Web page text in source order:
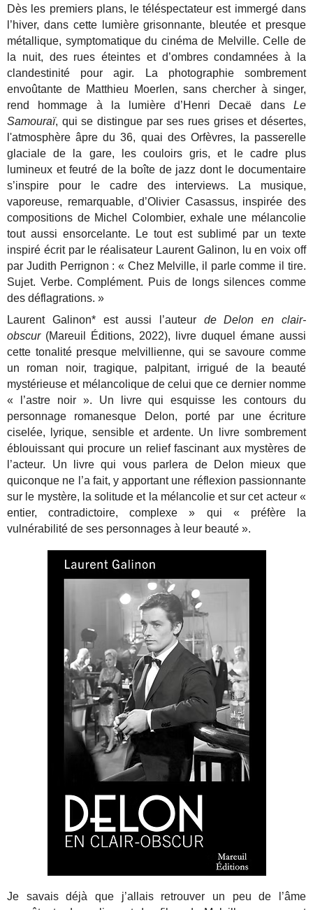
Dès les premiers plans, le téléspectateur est immergé dans
l’hiver, dans cette lumière grisonnante, bleutée et presque
métallique, symptomatique du cinéma de Melville. Celle de
la nuit, des rues éteintes et d’ombres condamnées à la
clandestinité pour agir. La photographie sombrement
envoûtante de Matthieu Moerlen, sans chercher à singer,
rend hommage à la lumière d’Henri Decaë dans Le
Samouraï, qui se distingue par ses rues grises et désertes,
l'atmosphère âpre du 36, quai des Orfèvres, la passerelle
glaciale de la gare, les couloirs gris, et le cadre plus
lumineux et feutré de la boîte de jazz dont le documentaire
s’inspire pour le cadre des interviews. La
musique,
vaporeuse, remarquable, d’Olivier Casassus, inspirée des
compositions de Michel Colombier, exhale une mélancolie
tout aussi ensorcelante. Le tout est sublimé par un texte
inspiré écrit par le réalisateur Laurent Galinon, lu en voix off
par Judith Perrignon : « Chez Melville, il parle comme il tire.
Sujet. Verbe. Complément. Puis de longs silences comme
des déflagrations. »
Laurent Galinon* est aussi l’auteur de Delon en clair-
obscur(Mareuil Éditions, 2022), livre duquel émane aussi
cette tonalité presque melvillienne, qui se savoure comme
un roman noir, tragique, palpitant, irrigué de la beauté
mystérieuse et mélancolique de celui que ce dernier nomme
« l’astre noir ». Un livre qui esquisse les contours du
personnage romanesque Delon, porté par une écriture
ciselée, lyrique, sensible et ardente. Un livre sombrement
éblouissant qui procure un relief fascinant aux mystères de
l’acteur. Un livre qui vous parlera de Delon mieux que
quiconque ne l’a fait, y apportant une réflexion passionnante
sur le mystère, la solitude et la mélancolie et sur cet acteur «
entier, contradictoire, complexe » qui « préfère la
vulnérabilité de ses personnages à leur beauté ».
Je savais déjà que j’allais retrouver un peu de l’âme